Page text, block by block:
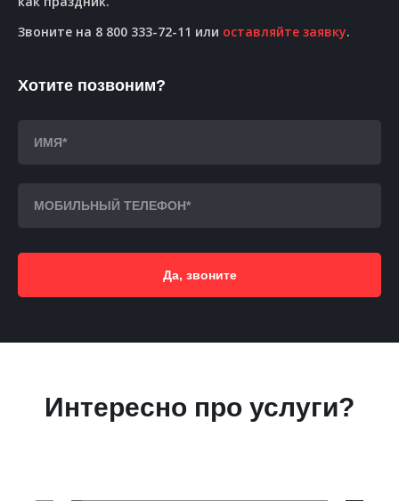
Звоните на 8 800 333-72-11 или оставляйте заявку.
Хотите позвоним?
Да, звоните
Интересно про услуги?